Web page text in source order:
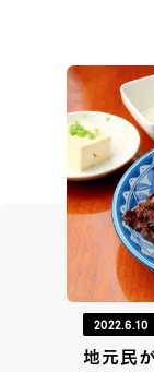
2022.6.10
地元民